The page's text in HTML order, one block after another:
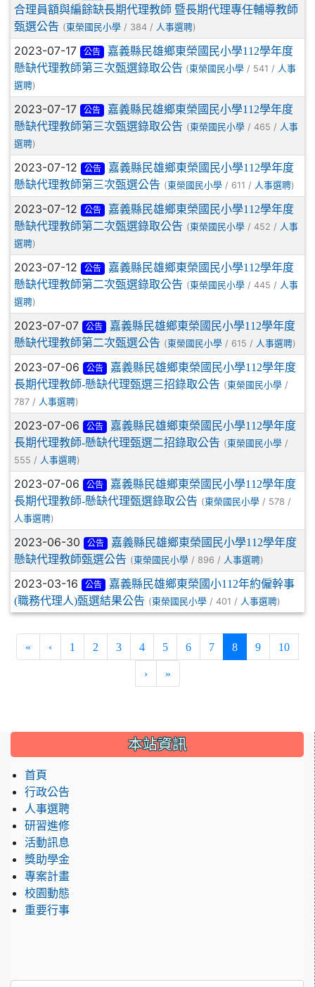
合理員額與編餘缺長期代理教師 暨長期代理專任輔導教師
甄選公告 (東榮國民小學 / 384 / 人事選聘)
2023-07-17 公告
嘉義縣民雄鄉東榮國民小學112學年度
懸缺代理教師第三次甄選錄取公告 (東榮國民小學 / 541 / 人事
選聘)
2023-07-17 公告
嘉義縣民雄鄉東榮國民小學112學年度
懸缺代理教師第三次甄選錄取公告 (東榮國民小學 / 465 / 人事
選聘)
2023-07-12 公告
嘉義縣民雄鄉東榮國民小學112學年度
懸缺代理教師第三次甄選公告 (東榮國民小學 / 611 / 人事選聘)
2023-07-12 公告
嘉義縣民雄鄉東榮國民小學112學年度
懸缺代理教師第二次甄選錄取公告 (東榮國民小學 / 452 / 人事
選聘)
2023-07-12 公告
嘉義縣民雄鄉東榮國民小學112學年度
懸缺代理教師第二次甄選錄取公告 (東榮國民小學 / 445 / 人事
選聘)
2023-07-07 公告
嘉義縣民雄鄉東榮國民小學112學年度
懸缺代理教師第二次甄選公告 (東榮國民小學 / 615 / 人事選聘)
2023-07-06 公告
嘉義縣民雄鄉東榮國民小學112學年度
長期代理教師-懸缺代理甄選三招錄取公告 (東榮國民小學 /
787 / 人事選聘)
2023-07-06 公告
嘉義縣民雄鄉東榮國民小學112學年度
長期代理教師-懸缺代理甄選二招錄取公告 (東榮國民小學 /
555 / 人事選聘)
2023-07-06 公告
嘉義縣民雄鄉東榮國民小學112學年度
長期代理教師-懸缺代理甄選錄取公告 (東榮國民小學 / 578 /
人事選聘)
2023-06-30 公告
嘉義縣民雄鄉東榮國民小學112學年度
懸缺代理教師甄選公告 (東榮國民小學 / 896 / 人事選聘)
2023-03-16 公告
嘉義縣民雄鄉東榮國小112年約僱幹事
(職務代理人)甄選結果公告 (東榮國民小學 / 401 / 人事選聘)
« ‹ 1 2 3 4 5 6 7 8(current)
9 10
› »
::: 本站資訊
首頁
行政公告
人事選聘
研習進修
活動訊息
獎助學金
專案計畫
校園動態
重要行事